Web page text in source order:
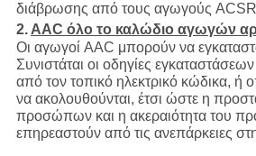
διάβρωσης από τους αγωγούς
2.AAC όλο το καλώδιο αγωγών
Οι αγωγοί AAC μπορούν να
Συνιστάται οι οδηγίες
από τον τοπικό ηλεκτρικό κώδικα, ή
να ακολουθούνται, έτσι ώστε η
προσώπων και η ακεραιότητα του
επηρεαστούν από τις ανεπάρκειες